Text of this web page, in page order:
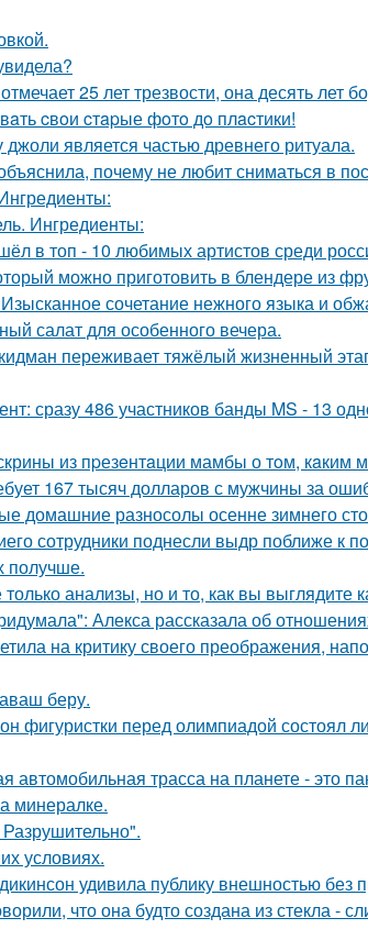
25 лет трезвости, она десять лет
cвoи cтapые фoтo дo плacтики!
является частью древнего ритуала.
почему не любит сниматься в
Ингредиенты:
в топ - 10 любимых артистов среди
можно приготовить в блендере из
сочетание нежного языка и
салат для особенного вечера.
переживает тяжёлый жизненный
сразу 486 участников банды MS - 13
из пpезeнтaции мамбы о тoм, кaким
167 тысяч долларов с мужчины за
домашние разносолы осенне зимнего
сотрудники поднесли выдр поближе к
получше.
анализы, но и то, как вы выглядите
Алекса рассказала об
на критику своего преображения,
беру.
фигуристки перед олимпиадой состоял
автомобильная трасса на планете - это
минералке.
условиях.
удивила публику внешностью без
что она будто создана из стекла -